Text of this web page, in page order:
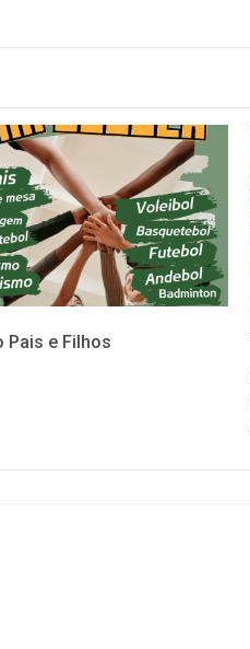
Pais e Filhos